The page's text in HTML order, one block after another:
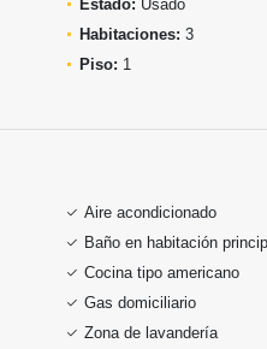
Estado: Usado
Habitaciones: 3
Piso: 1
Aire acondicionado
Baño en habitación
Cocina tipo americano
Gas domiciliario
Zona de lavandería